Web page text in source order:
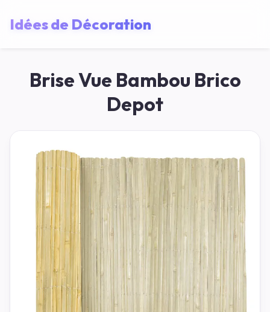
Idées de Décoration
Brise Vue Bambou Brico
Depot